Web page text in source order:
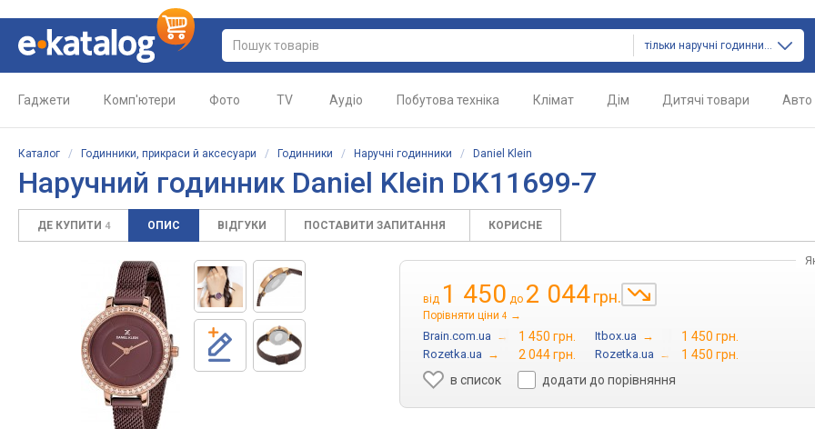
тільки наручні годинники
Гаджети Комп'ютери Фото TV Аудіо Побутова техніка Клімат Дім Дитячі товари Авто
Каталог / Годинники, прикраси й аксесуари / Годинники / Наручні годинники / Daniel Klein
Наручний годинник Daniel Klein DK11699-7
ДЕ КУПИТИ 4 ОПИС ВІДГУКИ ПОСТАВИТИ ЗАПИТАННЯ КОРИСНЕ
від 1 450 до 2 044грн.
Порівняти ціни 4 →
Brain.com.ua → 1 450 грн. Itbox.ua → 1 450 грн.
Rozetka.ua → 2 044 грн. Rozetka.ua →
1 450 грн.
в список
додати до порівняння